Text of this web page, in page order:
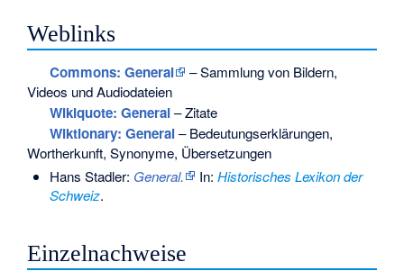
Weblinks
Commons: General
– Sammlung von Bildern,
Videos und Audiodateien
Wikiquote: General– Zitate
Wiktionary: General– Bedeutungserklärungen,
Wortherkunft, Synonyme, Übersetzungen
Hans Stadler: General. In: Historisches Lexikon der
Schweiz.
Einzelnachweise